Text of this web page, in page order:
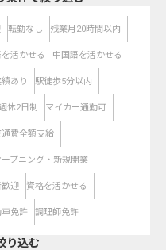
転勤なし 残業月20時間以内
を活かせる 中国語を活かせる
あり 駅徒歩5分以内
休2日制 マイカー通勤可
通費全額支給
ープニング・新規開業
迎 資格を活かせる
免許 調理師免許
り込む